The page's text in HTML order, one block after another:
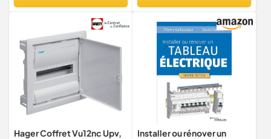
Hager Coffret Vu12nc Upv,
Installer ou rénover un